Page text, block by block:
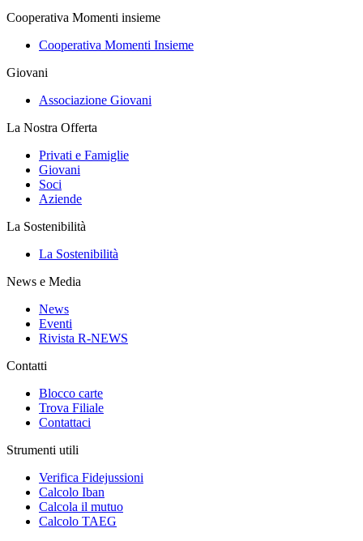
Cooperativa Momenti insieme
Cooperativa Momenti Insieme
Giovani
Associazione Giovani
La Nostra Offerta
Privati e Famiglie
Giovani
Soci
Aziende
La Sostenibilità
La Sostenibilità
News e Media
News
Eventi
Rivista R-NEWS
Contatti
Blocco carte
Trova Filiale
Contattaci
Strumenti utili
Verifica Fidejussioni
Calcolo Iban
Calcola il mutuo
Calcolo TAEG